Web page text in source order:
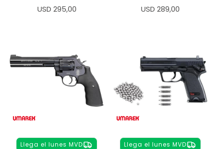
USD 295,00 USD 289,00
Llega el lunes MVD Llega el lunes MVD